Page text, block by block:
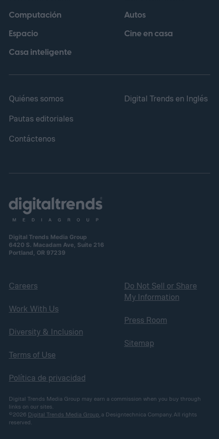
ocurre dentro.
Computación
Espacio
Casa inteligente
Autos
Cine en casa
Quiénes somos
Pautas editoriales
Contáctenos
Digital Trends en Inglés
Digital Trends Media Group
6420 S. Macadam Ave, Suite 216
Portland, OR 97239
Careers
Work With Us
Diversity & Inclusion
Terms of Use
Política de privacidad
Do Not Sell or Share
My Information
Press Room
Sitemap
Digital Trends Media Group may earn a commission when you buy through
links on our sites.
©2026 Digital Trends Media Group , a Designtechnica Company. All rights
reserved.